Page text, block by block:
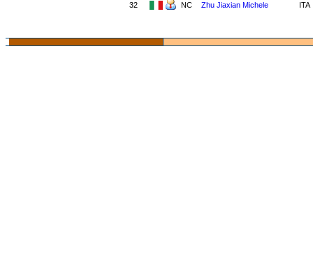
32
NC Zhu Jiaxian Michele ITA